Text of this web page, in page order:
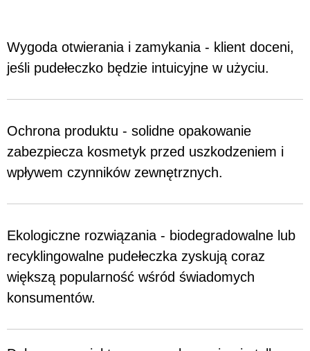
Wygoda otwierania i zamykania - klient doceni,
jeśli pudełeczko będzie intuicyjne w użyciu.
Ochrona produktu - solidne opakowanie
zabezpiecza kosmetyk przed uszkodzeniem i
wpływem czynników zewnętrznych.
Ekologiczne rozwiązania - biodegradowalne lub
recyklingowalne pudełeczka zyskują coraz
większą popularność wśród świadomych
konsumentów.